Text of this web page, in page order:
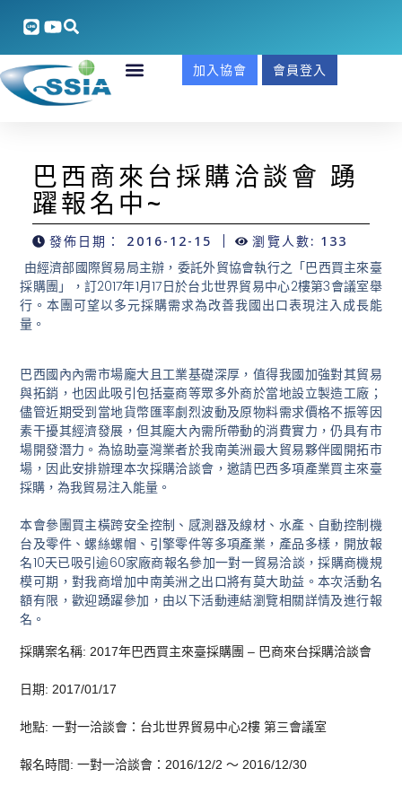
加入協會 會員登入
巴西商來台採購洽談會 踴
躍報名中~
發佈日期： 2016-12-15 瀏覽人數: 133
由經濟部國際貿易局主辦，委託外貿協會執行之「巴西買主來臺
採購團」，訂2017年1月17日於台北世界貿易中心2樓第3會議室舉
行。本團可望以多元採購需求為改善我國出口表現注入成長能
量。
巴西國內內需市場龐大且工業基礎深厚，值得我國加強對其貿易
與拓銷，也因此吸引包括臺商等眾多外商於當地設立製造工廠；
儘管近期受到當地貨幣匯率劇烈波動及原物料需求價格不振等因
素干擾其經濟發展，但其龐大內需所帶動的消費實力，仍具有市
場開發潛力。為協助臺灣業者於我南美洲最大貿易夥伴國開拓市
場，因此安排辦理本次採購洽談會，邀請巴西多項產業買主來臺
採購，為我貿易注入能量。
本會參團買主橫跨安全控制、感測器及線材、水產、自動控制機
台及零件、螺絲螺帽、引擎零件等多項產業，產品多樣，開放報
名10天已吸引逾60家廠商報名參加一對一貿易洽談，採購商機規
模可期，對我商增加中南美洲之出口將有莫大助益。本次活動名
額有限，歡迎踴躍參加，由以下活動連結瀏覽相關詳情及進行報
名。
採購案名稱: 2017年巴西買主來臺採購團 – 巴商來台採購洽談會
日期: 2017/01/17
地點:一對一洽談會：台北世界貿易中心2樓 第三會議室
報名時間:一對一洽談會：2016/12/2 ～ 2016/12/30